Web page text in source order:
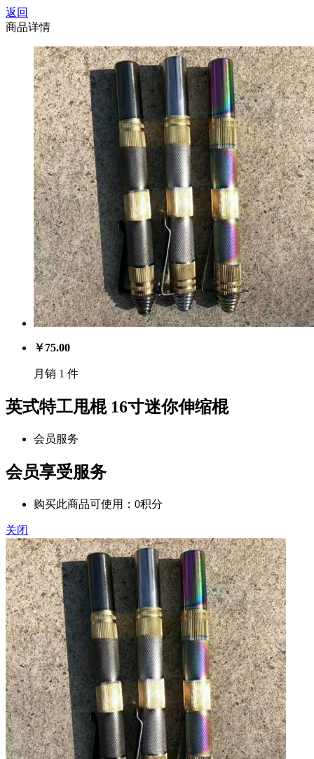
返回
商品详情
￥75.00
月销 1 件
英式特工甩棍 16寸迷你伸缩棍
会员服务
会员享受服务
购买此商品可使用：0积分
关闭